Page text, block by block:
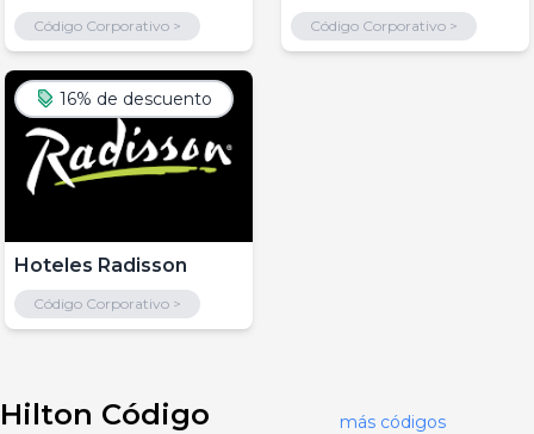
Código Corporativo > Código Corporativo >
16% de descuento
Hoteles Radisson
Código Corporativo >
Hilton Código
más códigos